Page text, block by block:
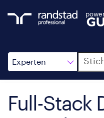
Experten
Suche
Full-Stack